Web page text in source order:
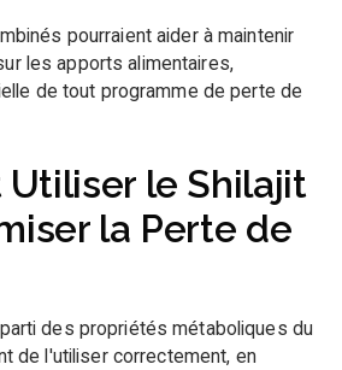
pourraient aider à maintenir
les apports alimentaires,
de tout programme de perte de
Utiliser le Shilajit
la Perte de
des propriétés métaboliques du
de l'utiliser correctement, en